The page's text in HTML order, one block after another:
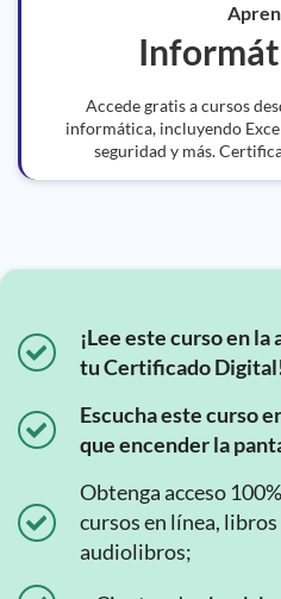
Accede gratis a cursos
informática, incluyendo
seguridad y más.
¡Lee este curso en
tu Certificado
Escucha este curso
que encender la
Obtenga acceso
cursos en línea,
audiolibros;